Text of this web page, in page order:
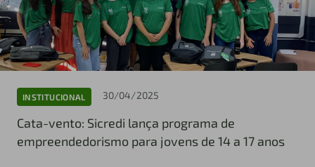
INSTITUCIONAL 30/04/2025
Cata-vento: Sicredi lança programa de
empreendedorismo para jovens de 14 a 17 anos